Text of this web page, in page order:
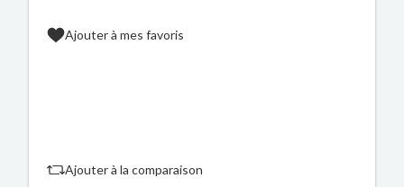
Ajouter à mes favoris
Ajouter à la comparaison